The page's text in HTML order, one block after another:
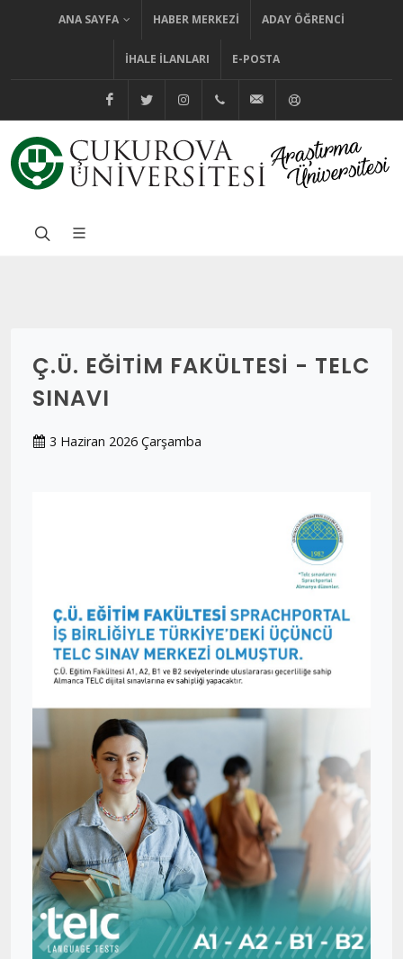
ANA SAYFA HABER MERKEZI ADAY ÖĞRENCI
İHALE İLANLARI E-POSTA
@cuhabermerkezi
@cukurovaedutr
@cukurovaedutr
+90 (322) 338 60 84
bilgi@cu.edu.tr
Ç.Ü. EĞITIM FAKÜLTESI - TELC
SINAVI
3 Haziran 2026 Çarşamba